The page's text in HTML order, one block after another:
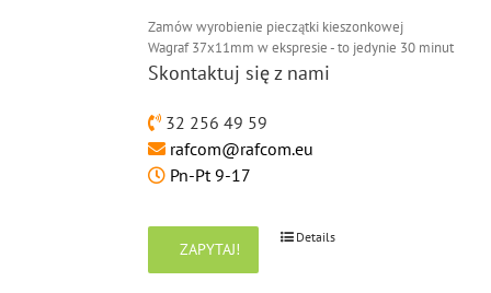
Zamów wyrobienie pieczątki kieszonkowej
Wagraf 37x11mm w ekspresie - to jedynie 30 minut
Skontaktuj się z nami
32 256 49 59
rafcom@rafcom.eu
Pn-Pt 9-17
ZAPYTAJ!
Details